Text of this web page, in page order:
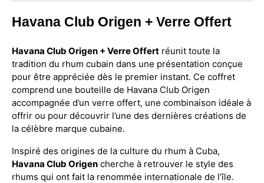
Havana Club Origen + Verre Offert
Havana Club Origen + Verre Offert réunit toute la
tradition du rhum cubain dans une présentation conçue
pour être appréciée dès le premier instant. Ce coffret
comprend une bouteille de Havana Club Origen
accompagnée d’un verre offert, une combinaison idéale à
offrir ou pour découvrir l’une des dernières créations de
la célèbre marque cubaine.
Inspiré des origines de la culture du rhum à Cuba,
Havana Club Origen cherche à retrouver le style des
rhums qui ont fait la renommée internationale de l’île.